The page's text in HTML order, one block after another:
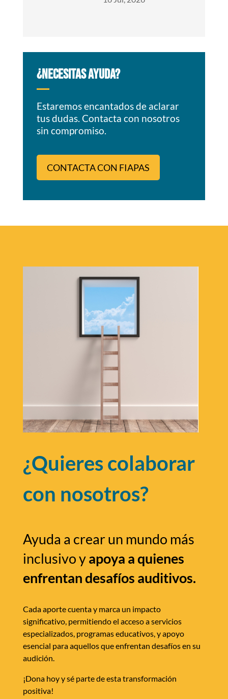
¿NECESITAS AYUDA?
Estaremos encantados de aclarar
tus dudas. Contacta con nosotros
sin compromiso.
CONTACTA CON FIAPAS
¿Quieres colaborar
con nosotros?
Ayuda a crear un mundo más
inclusivo yapoya a quienes
enfrentan desafíos auditivos.
Cada aporte cuenta y marca un impacto
significativo, permitiendo el acceso a servicios
especializados, programas educativos, y apoyo
esencial para aquellos que enfrentan desafíos en su
audición.
¡Dona hoy y sé parte de esta transformación
positiva!